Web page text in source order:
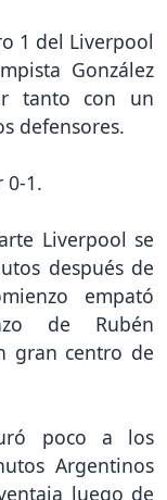
1 del Liverpool
González
tanto con un
defensores.
0-1.
Liverpool se
después de
empató
de Rubén
gran centro de
poco a los
Argentinos
luego de